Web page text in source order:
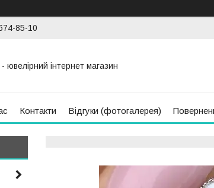
85-10
ювелірний інтернет магазин
Контакти Відгуки (фотогалерея)